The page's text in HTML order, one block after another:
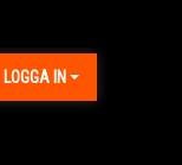
LOGGA IN